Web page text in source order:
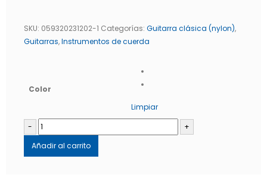
SKU: 059320231202-1 Categorías: Guitarra clásica (nylon),
Guitarras,Instrumentos de cuerda
Color
Limpiar
-
+
Añadir al carrito